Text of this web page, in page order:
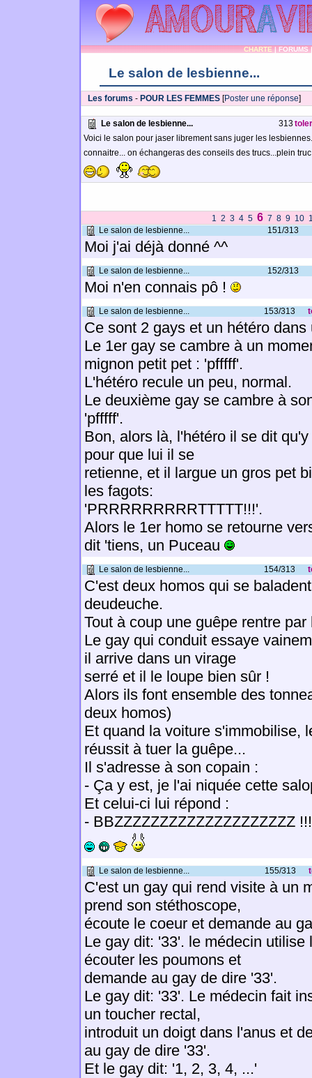
CHARTE|FORUMS
Le salon de lesbienne...
Les forums - POUR LES FEMMES [Poster une réponse]
Le salon de lesbienne... 313
Voici le salon pour jaser librement sans juger les
connaitre... on échangeras des conseils des trucs...plein
1 2 3 4 5 6 7 8 9 10
Le salon de lesbienne...
151/313
Moi j'ai déjà donné ^^
Le salon de lesbienne... 152/313
Moi n'en connais pô !
Le salon de lesbienne... 153/313
Ce sont 2 gays et un hétéro dans
Le 1er gay se cambre à un
mignon petit pet : 'pfffff'.
L'hétéro recule un peu, normal.
Le deuxième gay se cambre à
'pfffff'.
Bon, alors là, l'hétéro il se dit
pour que lui il se
retienne, et il largue un gros pet
les fagots:
'PRRRRRRRRRTTTTT!!!'.
Alors le 1er homo se retourne
dit 'tiens, un Puceau
Le salon de lesbienne... 154/313
C'est deux homos qui se
deudeuche.
Tout à coup une guêpe rentre
Le gay qui conduit essaye
il arrive dans un virage
serré et il le loupe bien sûr !
Alors ils font ensemble des
deux homos)
Et quand la voiture s'immobilise,
réussit à tuer la guêpe...
Il s'adresse à son copain :
- Ça y est, je l'ai niquée cette
Et celui-ci lui répond :
- BBZZZZZZZZZZZZZZZZZZZZ
Le salon de lesbienne... 155/313
C'est un gay qui rend visite à un
prend son stéthoscope,
écoute le coeur et demande au
Le gay dit: '33'. le médecin utilise
écouter les poumons et
demande au gay de dire '33'.
Le gay dit: '33'. Le médecin fait
un toucher rectal,
introduit un doigt dans l'anus et
au gay de dire '33'.
Et le gay dit: '1, 2, 3, 4, ...'